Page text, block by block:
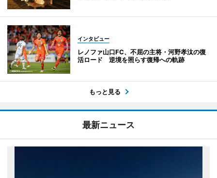
インタビュー
レノファ山口FC、不屈の主将・河野孝汰の復
活ロード 逆境を照らす復帰への軌跡
もっと見る
最新ニュース